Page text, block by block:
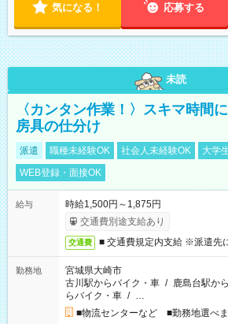
気になる！ 応募する
未読
〈カンタン作業！〉スキマ時間
房具の仕分け
派遣 職種未経験OK 社会人未経験OK 大学
WEB登録・面接OK
給与
時給1,500円～1,875円
交通費別途支給あり
交通費 ■ 交通費規定内支給 ※派遣先
勤務地
宮城県大崎市
古川駅からバイク・車 / 鹿島台駅か
らバイク・車 / …
■物流センターなど ■勤務地選べ